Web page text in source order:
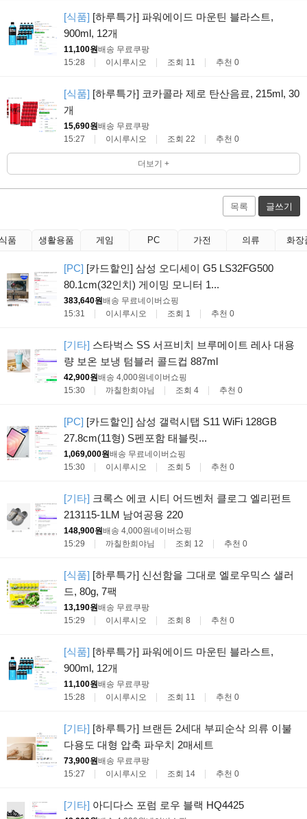
[식품] [하루특가] 파워에이드 마운틴 블라스트,
900ml, 12개
11,100원배송 무료쿠팡
15:28
이시루시오 조회 11 추천 0
[식품] [하루특가] 코카콜라 제로 탄산음료, 215ml, 30
개
15,690원배송 무료쿠팡
15:27
이시루시오 조회 22 추천 0
더보기 +
목록 글쓰기
품 생활용품 게임 PC 가전 의류 화장
[PC] [카드할인] 삼성 오디세이 G5 LS32FG500
80.1cm(32인치) 게이밍 모니터 1...
383,640원배송 무료네이버쇼핑
15:31
이시루시오 조회 1 추천 0
[기타] 스타벅스 SS 서프비치 브루메이트 레사 대용
량 보온 보냉 텀블러 콜드컵 887ml
42,900원배송 4,000원네이버쇼핑
15:30
까칠한희야님 조회 4 추천 0
[PC] [카드할인] 삼성 갤럭시탭 S11 WiFi 128GB
27.8cm(11형) S펜포함 태블릿...
1,069,000원배송 무료네이버쇼핑
15:30
이시루시오 조회 5 추천 0
[기타] 크록스 에코 시티 어드벤처 클로그 엘리펀트
213115-1LM 남여공용 220
148,900원배송 4,000원네이버쇼핑
15:29
까칠한희야님 조회 12 추천 0
[식품] [하루특가] 신선함을 그대로 엘로우믹스 샐러
드, 80g, 7팩
13,190원배송 무료쿠팡
15:29
이시루시오 조회 8 추천 0
[식품] [하루특가] 파워에이드 마운틴 블라스트,
900ml, 12개
11,100원배송 무료쿠팡
15:28
이시루시오 조회 11 추천 0
[기타] [하루특가] 브랜든 2세대 부피순삭 의류 이불
다용도 대형 압축 파우치 2매세트
73,900원배송 무료쿠팡
15:27
이시루시오 조회 14 추천 0
[기타] 아디다스 포럼 로우 블랙 HQ4425